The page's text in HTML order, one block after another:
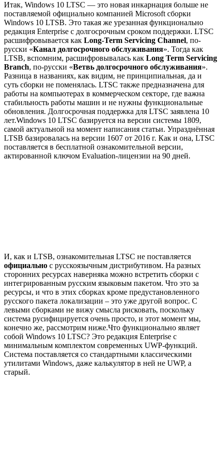
Итак, Windows 10 LTSC — это новая инкарнация больше не
поставляемой официально компанией Microsoft сборки
Windows 10 LTSB. Это такая же урезанная функционально
редакция Enterprise с долгосрочным сроком поддержки. LTSC
расшифровывается как Long-Term Servicing Channel, по-
русски «Канал долгосрочного обслуживания». Тогда как
LTSB, вспомним, расшифровывалась как Long Term Servicing
Branch, по-русски «Ветвь долгосрочного обслуживания».
Разница в названиях, как видим, не принципиальная, да и
суть сборки не поменялась. LTSC также предназначена для
работы на компьютерах в коммерческом секторе, где важна
стабильность работы машин и не нужны функциональные
обновления. Долгосрочная поддержка для LTSC заявлена 10
лет.Windows 10 LTSC базируется на версии системы 1809,
самой актуальной на момент написания статьи. Упразднённая
LTSB базировалась на версии 1607 от 2016 г. Как и она, LTSC
поставляется в бесплатной ознакомительной версии,
актированной ключом Evaluation-лицензии на 90 дней.
И, как и LTSB, ознакомительная LTSC не поставляется
официально с русскоязычным дистрибутивом. На разных
сторонних ресурсах наверняка можно встретить сборки с
интегрированным русским языковым пакетом. Что это за
ресурсы, и что в этих сборках кроме предустановленного
русского пакета локализации – это уже другой вопрос. С
левыми сборками не вижу смысла рисковать, поскольку
система русифицируется очень просто, и этот момент мы,
конечно же, рассмотрим ниже.Что функционально являет
собой Windows 10 LTSC? Это редакция Enterprise с
минимальным комплектом современных UWP-функций.
Система поставляется со стандартными классическими
утилитами Windows, даже калькулятор в ней не UWP, а
старый.